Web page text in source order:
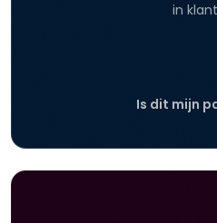
in
Is dit mijn